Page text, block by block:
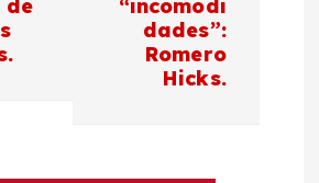
de
“incomodi
dades”:
Romero
Hicks.